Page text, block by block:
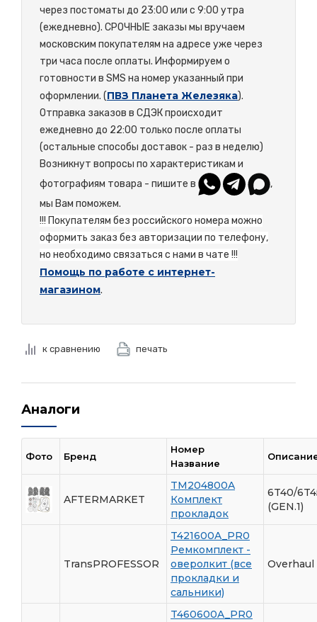
через постоматы до 23:00 или с 9:00 утра
(ежедневно). СРОЧНЫЕ заказы мы вручаем
московским покупателям на адресе уже через
три часа после оплаты. Информируем о
готовности в SMS на номер указанный при
оформлении. (ПВЗ Планета Железяка).
Отправка заказов в СДЭК происходит
ежедневно до 22:00 только после оплаты
(остальные способы доставок - раз в неделю)
Возникнут вопросы по характеристикам и
фотографиям товара - пишите в
,
мы Вам поможем.
!!! Покупателям без российского номера можно
оформить заказ без авторизации по телефону,
но необходимо связаться с нами в чате !!!
Помощь по работе с интернет-
магазином.
к сравнению печать
Аналоги
Фото Бренд
Номер
Название
AFTERMARKET
TM204800A
Комплект
прокладок
6T40/
(GEN.1)
TransPROFESSOR
T421600A_PR0
Ремкомплект -
оверолкит (все
прокладки и
сальники)
Overhaul
T460600A_PR0